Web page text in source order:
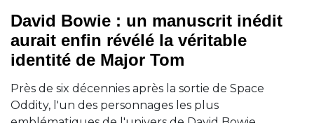
David Bowie : un manuscrit inédit
aurait enfin révélé la véritable
identité de Major Tom
Près de six décennies après la sortie de Space
Oddity, l'un des personnages les plus